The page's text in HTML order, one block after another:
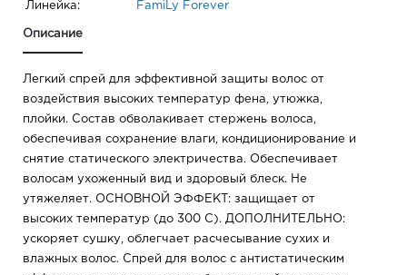
Линейка: FamiLy Forever
Описание
Легкий спрей для эффективной защиты волос от
воздействия высоких температур фена, утюжка,
плойки. Состав обволакивает стержень волоса,
обеспечивая сохранение влаги, кондиционирование и
снятие статического электричества. Обеспечивает
волосам ухоженный вид и здоровый блеск. Не
утяжеляет. ОСНОВНОЙ ЭФФЕКТ: защищает от
высоких температур (до 300 С). ДОПОЛНИТЕЛЬНО:
ускоряет сушку, облегчает расчесывание сухих и
влажных волос. Спрей для волос с антистатическим